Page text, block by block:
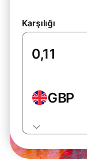
Karşılığı
GBP